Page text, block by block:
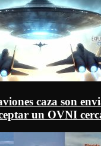
caza son
un OVNI